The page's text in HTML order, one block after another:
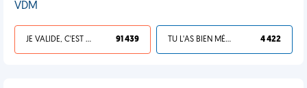
VDM
JE VALIDE, C'EST UNE VDM 91 439 TU L'AS BIEN MÉRITÉ 4 422